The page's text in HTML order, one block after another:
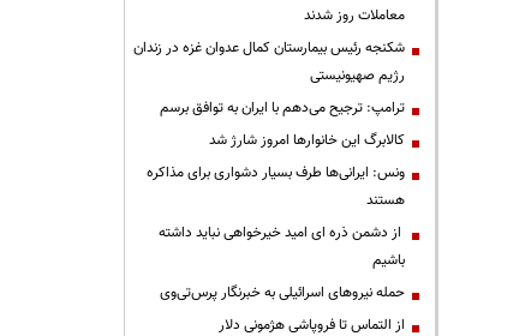
معاملات روز شدند
شکنجه رئیس بیمارستان کمال عدوان غزه در زندان
رژیم صهیونیستی
ترامپ: ترجیح می‌دهم با ایران به توافق برسم
کالابرگ این خانوارها امروز شارژ شد
ونس: ایرانی‌ها طرف بسیار دشواری برای مذاکره
هستند
از دشمن ذره ای امید خیرخواهی نباید داشته
باشیم
حمله نیروهای اسرائیلی به خبرنگار پرس‌تی‌وی
از التماس تا فروپاشی هژمونی دلار